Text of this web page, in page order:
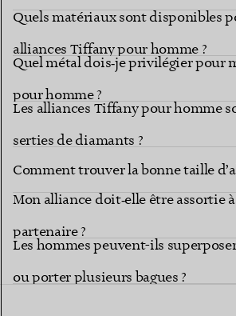
Quels matériaux sont disponibles
alliances Tiffany pour homme ?
Quel métal dois‑je privilégier pour
pour homme ?
Les alliances Tiffany pour homme
serties de diamants ?
Comment trouver la bonne taille
Mon alliance doit‑elle être assortie
partenaire ?
Les hommes peuvent-ils
ou porter plusieurs bagues ?